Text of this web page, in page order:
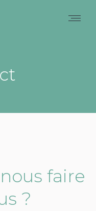
faire
?